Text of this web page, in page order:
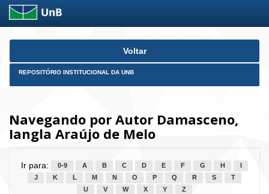
Skip
Voltar
REPOSITÓRIO INSTITUCIONAL DA UNB
Navegando por Autor Damasceno,
Iangla Araújo de Melo
Ir para: 0-9 A B C D E F G H
J
K L M N O P Q R S
T
U
V W X Y Z